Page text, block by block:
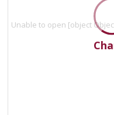
Unable to open [object